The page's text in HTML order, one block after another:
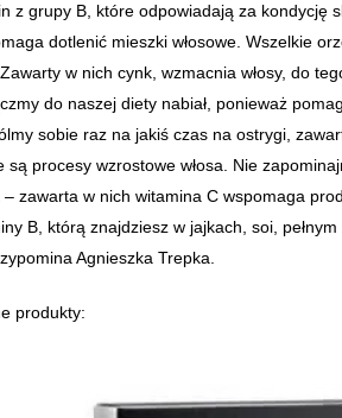
z grupy B, które odpowiadają za kondycję
dotlenić mieszki włosowe. Wszelkie
w nich cynk, wzmacnia włosy, do
do naszej diety nabiał, ponieważ
sobie raz na jakiś czas na ostrygi,
są procesy wzrostowe włosa. Nie
zawarta w nich witamina C wspomaga
B, którą znajdziesz w jajkach, soi,
Agnieszka Trepka.
produkty: